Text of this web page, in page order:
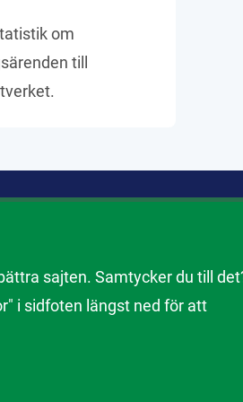
sajten. Samtycker du till
i sidfoten längst ned för att
om
till
vägledningsärenden och resultat
filtrera och jämföra resultat.